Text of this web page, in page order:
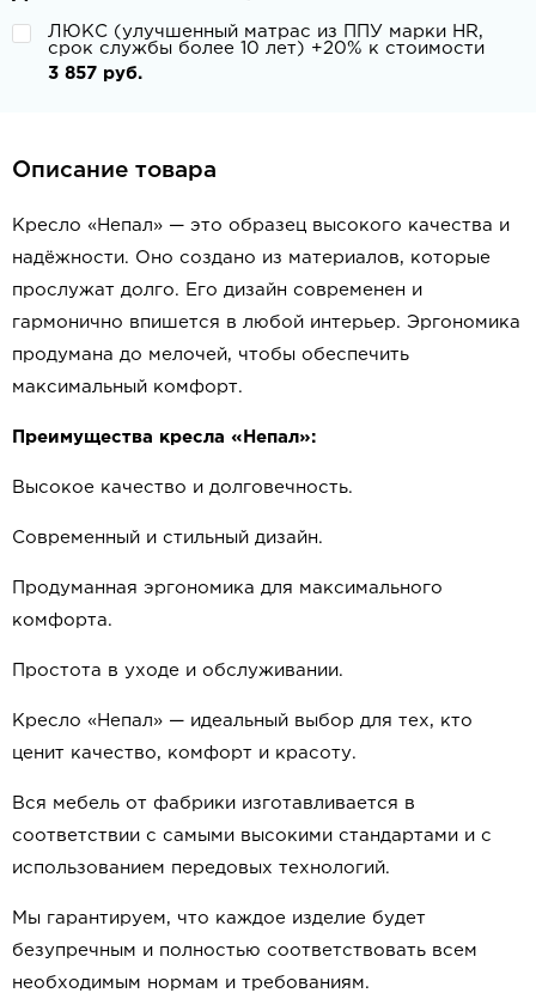
ЛЮКС (улучшенный матрас из ППУ марки HR,
срок службы более 10 лет) +20% к стоимости
3 857 руб.
Описание товара
Кресло «Непал» — это образец высокого качества и
надёжности. Оно создано из материалов, которые
прослужат долго. Его дизайн современен и
гармонично впишется в любой интерьер. Эргономика
продумана до мелочей, чтобы обеспечить
максимальный комфорт.
Преимущества кресла «Непал»:
Высокое качество и долговечность.
Современный и стильный дизайн.
Продуманная эргономика для максимального
комфорта.
Простота в уходе и обслуживании.
Кресло «Непал» — идеальный выбор для тех, кто
ценит качество, комфорт и красоту.
Вся мебель от фабрики изготавливается в
соответствии с самыми высокими стандартами и с
использованием передовых технологий.
Мы гарантируем, что каждое изделие будет
безупречным и полностью соответствовать всем
необходимым нормам и требованиям.